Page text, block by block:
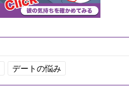
デートの悩み